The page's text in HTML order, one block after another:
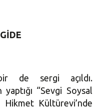
bir de sergi açıldı.
“Sevgi Soysal
Hikmet Kültürevi’nde